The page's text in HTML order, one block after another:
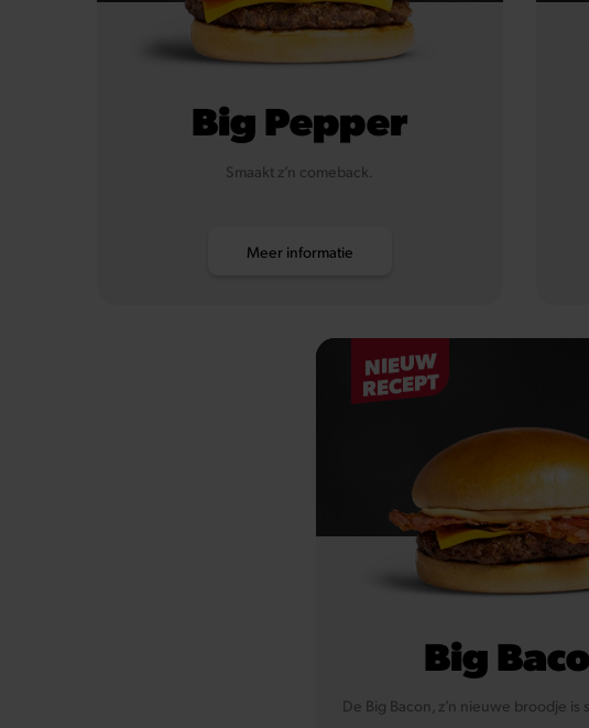
Big Pepper
Smaakt z’n comeback.
Meer informatie
NIEUW
RECEPT
Big
De Big Bacon, z’n nieuwe broodje is